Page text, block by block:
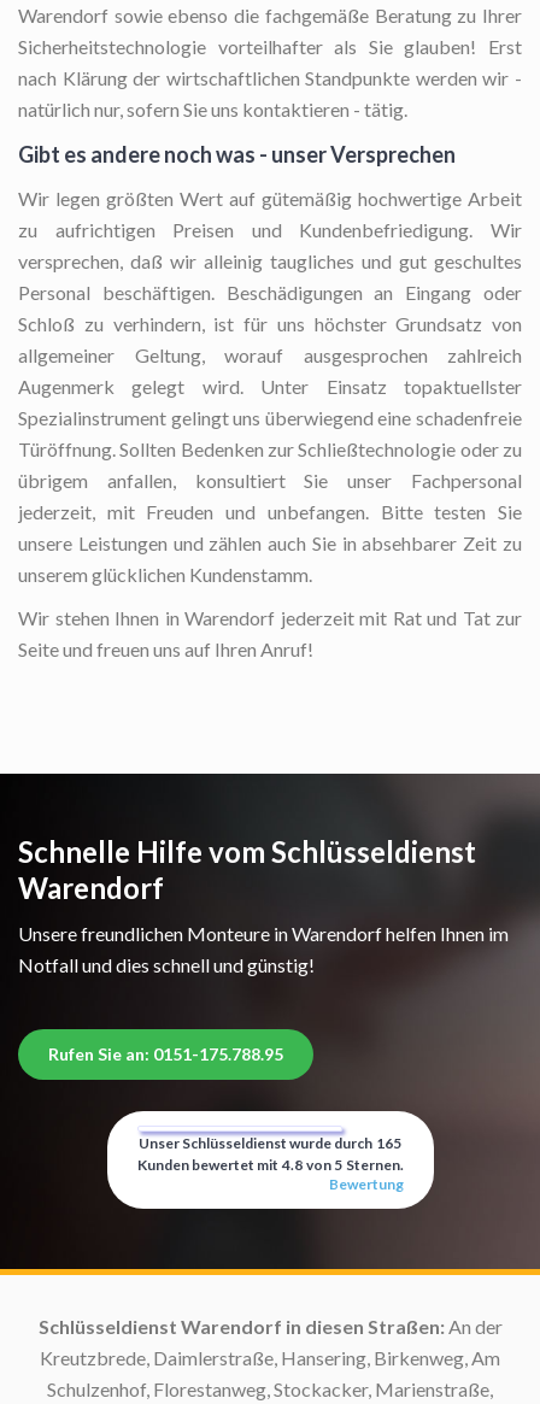
Warendorf sowie ebenso die fachgemäße Beratung zu Ihrer
Sicherheitstechnologie vorteilhafter als Sie glauben! Erst
nach Klärung der wirtschaftlichen Standpunkte werden wir -
natürlich nur, sofern Sie uns kontaktieren - tätig.
Gibt es andere noch was - unser Versprechen
Wir legen größten Wert auf gütemäßig hochwertige Arbeit
zu aufrichtigen Preisen und Kundenbefriedigung. Wir
versprechen, daß wir alleinig taugliches und gut geschultes
Personal beschäftigen. Beschädigungen an Eingang oder
Schloß zu verhindern, ist für uns höchster Grundsatz von
allgemeiner Geltung, worauf ausgesprochen zahlreich
Augenmerk gelegt wird. Unter Einsatz topaktuellster
Spezialinstrument gelingt uns überwiegend eine schadenfreie
Türöffnung. Sollten Bedenken zur Schließtechnologie oder zu
übrigem anfallen, konsultiert Sie unser Fachpersonal
jederzeit, mit Freuden und unbefangen. Bitte testen Sie
unsere Leistungen und zählen auch Sie in absehbarer Zeit zu
unserem glücklichen Kundenstamm.
Wir stehen Ihnen in Warendorf jederzeit mit Rat und Tat zur
Seite und freuen uns auf Ihren Anruf!
Schnelle Hilfe vom Schlüsseldienst
Warendorf
Unsere freundlichen Monteure in Warendorf helfen Ihnen im
Notfall und dies schnell und günstig!
Rufen Sie an: 0151-175.788.95
Unser Schlüsseldienst wurde durch 165
Kunden bewertet mit 4.8 von 5 Sternen.
Bewertung
Schlüsseldienst Warendorf in diesen Straßen:An der
Kreutzbrede, Daimlerstraße, Hansering, Birkenweg, Am
Schulzenhof, Florestanweg, Stockacker, Marienstraße,